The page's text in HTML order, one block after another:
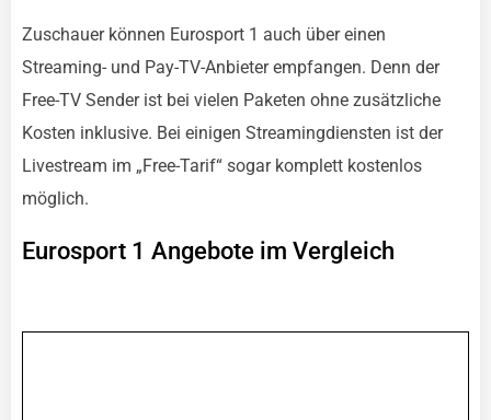
Zuschauer können Eurosport 1 auch über einen
Streaming- und Pay-TV-Anbieter empfangen. Denn der
Free-TV Sender ist bei vielen Paketen ohne zusätzliche
Kosten inklusive. Bei einigen Streamingdiensten ist der
Livestream im „Free-Tarif“ sogar komplett kostenlos
möglich.
Eurosport 1 Angebote im Vergleich